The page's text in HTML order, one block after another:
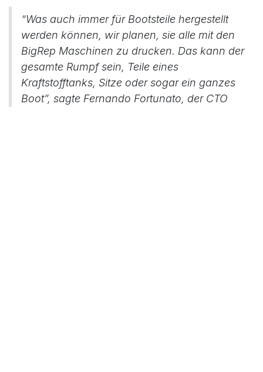
“Was auch immer für Bootsteile hergestellt
werden können, wir planen, sie alle mit den
BigRep Maschinen zu drucken. Das kann der
gesamte Rumpf sein, Teile eines
Kraftstofftanks, Sitze oder sogar ein ganzes
Boot”, sagte Fernando Fortunato, der CTO